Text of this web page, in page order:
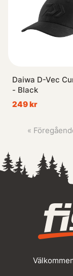
Daiwa D-Vec
- Black
249 kr
«